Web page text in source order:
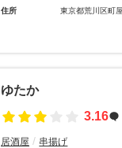
住所 東京都荒川区町
ゆたか
3.16
居酒屋 串揚げ